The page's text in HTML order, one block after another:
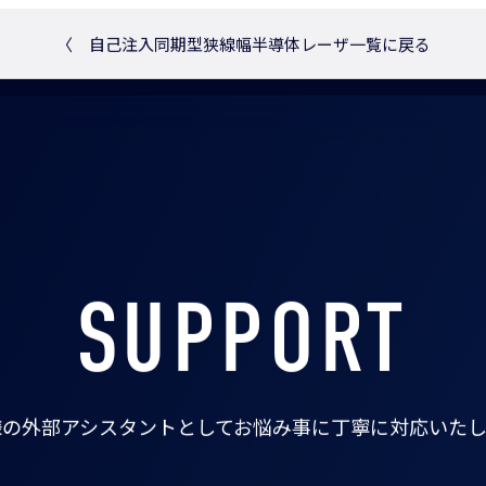
〈 自己注入同期型狭線幅半導体レーザ一覧に戻る
SUPPORT
外部アシスタントとしてお悩み事に丁寧に対応いた